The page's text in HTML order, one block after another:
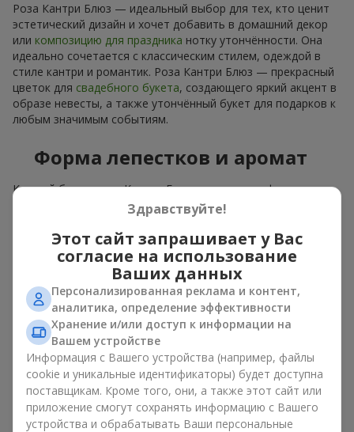
Роза Кантри Блюз — идеальный выбор для тех, кто ценит
эстетический дизайн и хочет добавить в домашний декор
или композицию для праздника нотку утончённости. Она
идеально сочетается с классическим стилем, одеждой в
стиле кантри и романтик. Роза Кантри Блюз — прекрасный
цветок для свадебного букета, создающего яркий акцент в
образе невесты, а также утончённый букет для подарков к
любым значимым событиям.
Форма лепестков и аромат
Каждый бутон розы Кантри Блюз — гармония формы и
линий. Нежные лепестки образуют аристократичный цветок
диаметром 10-15 см и имеют деликатный аромат с нотками
лаванды и мускуса. Благодаря этому роза Кантри Блюз по
праву является одной из самых популярных ароматных
цветов во флористике. Букет из розы Кантри Блюз
подходит как для подарочной композиции, так и для
современной цветочной аранжировки. Роза Кантри Блюз —
воплощение последних флористических трендов,
подходящих дляэлитных композиций, сочетая природную
красоту и винтажную эстетику.
Чем отличается роза Кантри
Блюз от других сортов
Здравствуйте!
Этот сайт запрашивает у Вас
согласие на использование
Ваших данных
Персонализированная реклама и контент,
аналитика, определение эффективности
Хранение и/или доступ к информации на
Вашем устройстве
Информация с Вашего устройства (например, файлы
cookie и уникальные идентификаторы) будет доступна
поставщикам. Кроме того, они, а также этот сайт или
приложение смогут сохранять информацию с Вашего
устройства и обрабатывать Ваши персональные